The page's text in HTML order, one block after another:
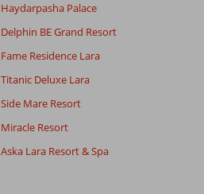
Haydarpasha Palace
Delphin BE Grand Resort
Fame Residence Lara
Titanic Deluxe Lara
Side Mare Resort
Miracle Resort
Aska Lara Resort & Spa